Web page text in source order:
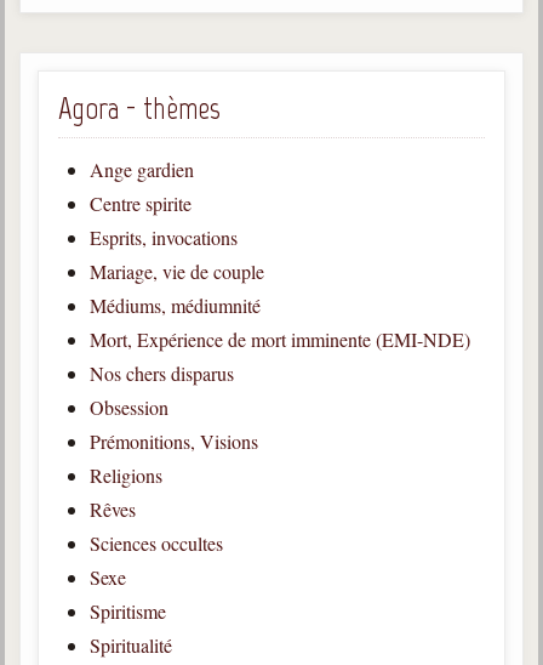
Documents
Bulletins "Le Spiritisme"
Journal trimestriel
Newsletters
trimestrielles
Citations
Enregistrements
Diaporamas
Enseignement
Cours dispensés au Centre
Agora - thèmes
Ange gardien
Centre spirite
Esprits, invocations
Mariage, vie de couple
Médiums, médiumnité
Mort, Expérience de mort imminente (EMI-NDE)
Nos chers disparus
Obsession
Prémonitions, Visions
Religions
Rêves
Sciences occultes
Sexe
Spiritisme
Spiritualité